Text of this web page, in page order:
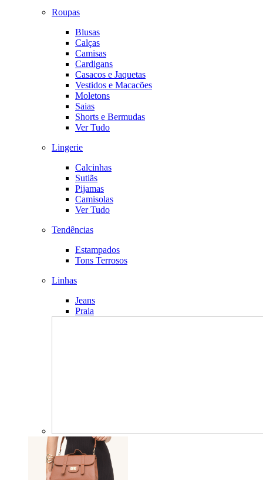
Roupas
Blusas
Calças
Camisas
Cardigans
Casacos e Jaquetas
Vestidos e Macacões
Moletons
Saias
Shorts e Bermudas
Ver Tudo
Lingerie
Calcinhas
Sutiãs
Pijamas
Camisolas
Ver Tudo
Tendências
Estampados
Tons Terrosos
Linhas
Jeans
Praia